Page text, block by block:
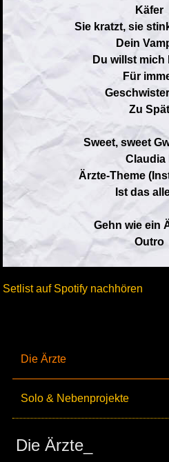
Die Ärzte
Solo & Nebenprojekte
Die Ärzte_
Käfer
Sie kratzt, sie
Dein
Du willst mich
Für
Zu
Sweet, sweet
Claudia II
Ärzte-Theme
Ist das
Gehn wie ein
Outro
Setlist auf Spotify nachhören